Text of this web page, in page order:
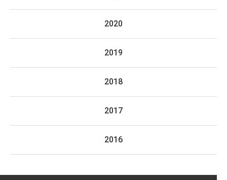
2020
2019
2018
2017
2016